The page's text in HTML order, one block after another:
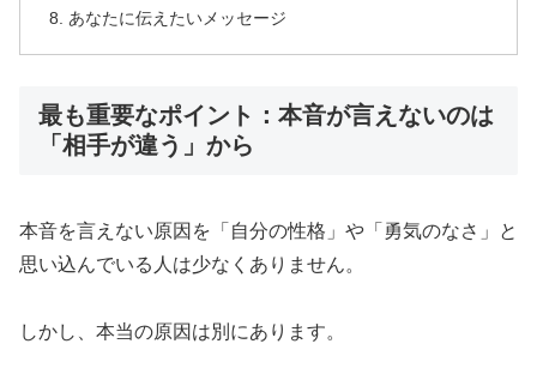
あなたに伝えたいメッセージ
最も重要なポイント：本音が言えないのは
「相手が違う」から
本音を言えない原因を「自分の性格」や「勇気のなさ」と
思い込んでいる人は少なくありません。
しかし、本当の原因は別にあります。